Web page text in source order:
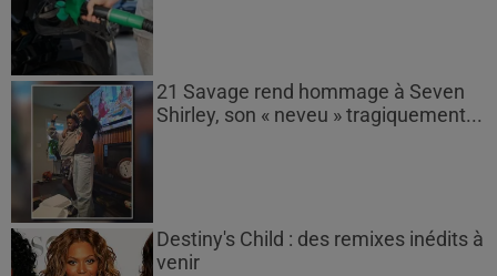
21 Savage rend hommage à Seven
Shirley, son « neveu » tragiquement...
Destiny's Child : des remixes inédits à
venir